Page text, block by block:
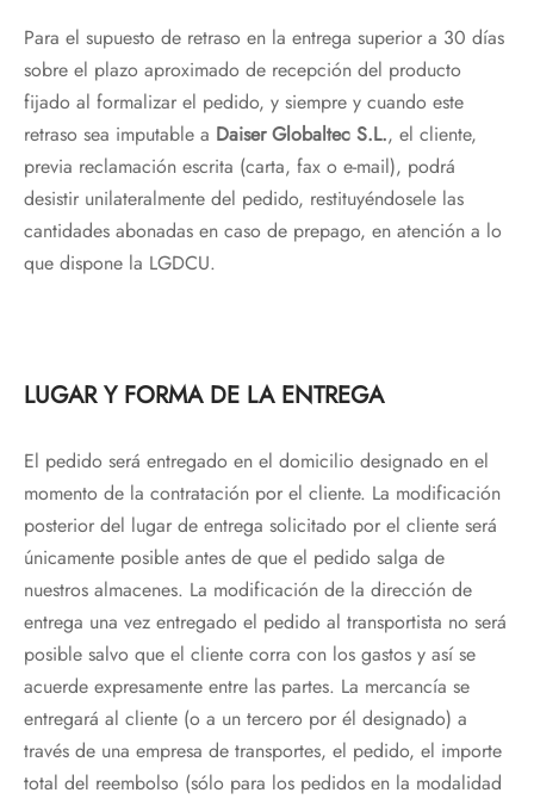
Para el supuesto de retraso en la entrega superior a 30 días
sobre el plazo aproximado de recepción del producto
fijado al formalizar el pedido, y siempre y cuando este
retraso sea imputable a Daiser Globaltec S.L., el cliente,
previa reclamación escrita (carta, fax o e-mail), podrá
desistir unilateralmente del pedido, restituyéndosele las
cantidades abonadas en caso de prepago, en atención a lo
que dispone la LGDCU.
LUGAR Y FORMA DE LA ENTREGA
El pedido será entregado en el domicilio designado en el
momento de la contratación por el cliente. La modificación
posterior del lugar de entrega solicitado por el cliente será
únicamente posible antes de que el pedido salga de
nuestros almacenes. La modificación de la dirección de
entrega una vez entregado el pedido al transportista no será
posible salvo que el cliente corra con los gastos y así se
acuerde expresamente entre las partes. La mercancía se
entregará al cliente (o a un tercero por él designado) a
través de una empresa de transportes, el pedido, el importe
total del reembolso (sólo para los pedidos en la modalidad